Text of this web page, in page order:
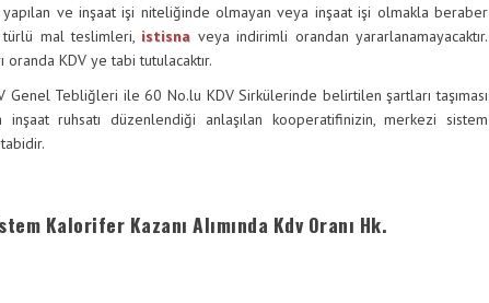
ve inşaat işi niteliğinde olmayan veya inşaat işi olmakla beraber
mal teslimleri, istisna veya indirimli orandan yararlanamayacaktır.
KDV ye tabi tutulacaktır.
Tebliğleri ile 60 No.lu KDV Sirkülerinde belirtilen şartları taşıması
ruhsatı düzenlendiği anlaşılan kooperatifinizin, merkezi sistem
Kalorifer Kazanı Alımında Kdv Oranı Hk.